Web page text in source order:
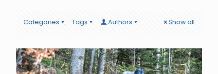
Categories Tags Authors Show all